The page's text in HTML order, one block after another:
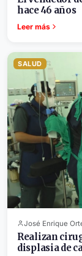
hace 46 años
Leer más
SALUD
José Enrique
Realizan
displasia de